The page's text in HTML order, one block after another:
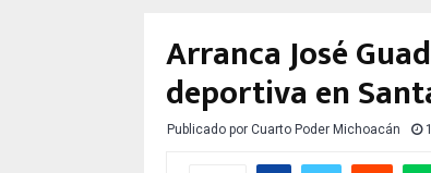
Arranca José
deportiva en
Publicado por Cuarto Poder Michoacán